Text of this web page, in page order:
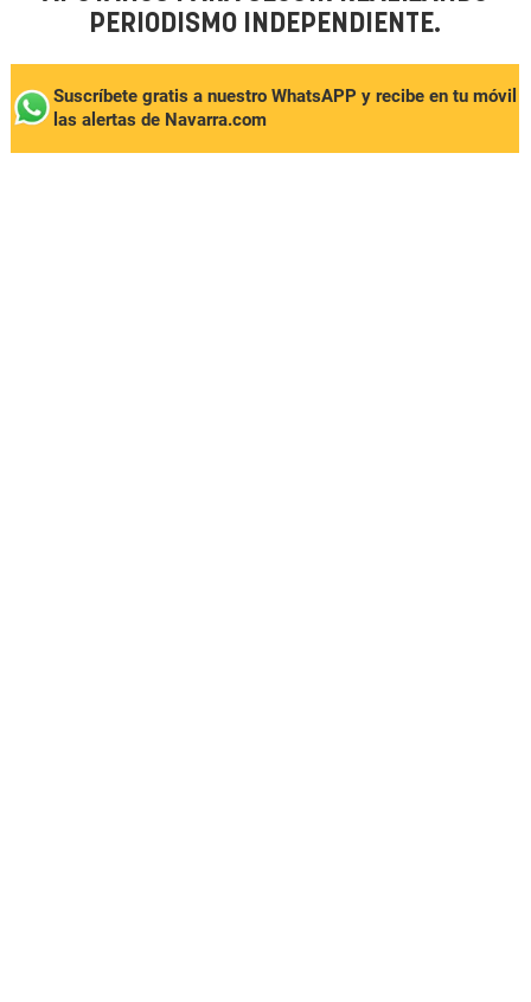
PERIODISMO INDEPENDIENTE.
Suscríbete gratis a nuestro WhatsAPP y recibe en tu móvil
las alertas de Navarra.com